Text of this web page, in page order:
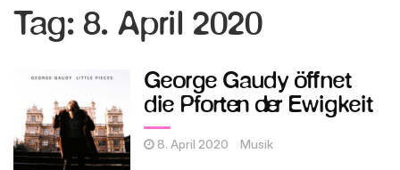
Tag: 8. April 2020
George Gaudy öffnet
die Pforten der Ewigkeit
8. April 2020 Musik